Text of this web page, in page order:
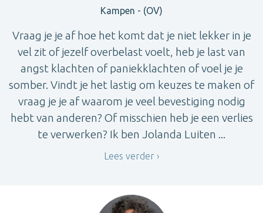
Kampen - (OV)
Vraag je je af hoe het komt dat je niet lekker in je
vel zit of jezelf overbelast voelt, heb je last van
angst klachten of paniekklachten of voel je je
somber. Vindt je het lastig om keuzes te maken of
vraag je je af waarom je veel bevestiging nodig
hebt van anderen? Of misschien heb je een verlies
te verwerken? Ik ben Jolanda Luiten ...
Lees verder